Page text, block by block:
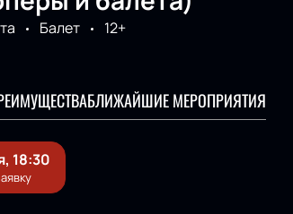
Балет
12+
БЛИЖАЙШИЕ МЕРОПРИЯТИЯ